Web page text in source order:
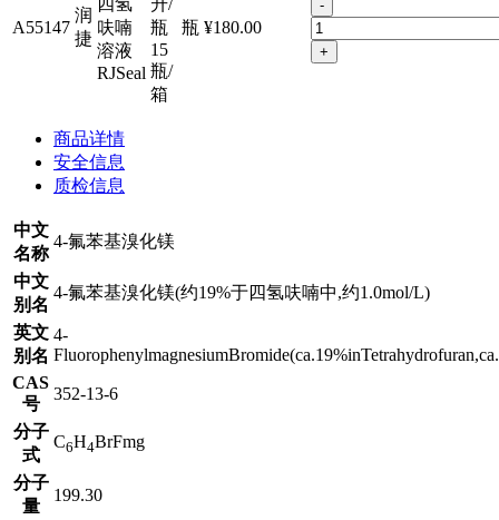
A55147
润
捷
四氢
呋喃
溶液
RJSeal
升/
瓶
15
瓶/
箱
瓶 ¥180.00
-
+
商品详情
安全信息
质检信息
中文
名称
4-氟苯基溴化镁
中文
别名
4-氟苯基溴化镁(约19%于四氢呋喃中,约1.0mol/L)
英文
别名
4-
CAS
号
352-13-6
分子
式
C6H4BrFmg
分子
量
199.30